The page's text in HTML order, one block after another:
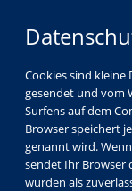
Cookies sind kleine
gesendet und vom
Surfens auf dem
Browser speichert
genannt wird.
sendet Ihr Browser
wurden als